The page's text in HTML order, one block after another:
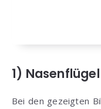
1)
Bei den gezeigten